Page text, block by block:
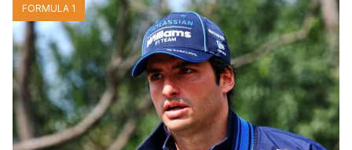
FORMULA 1